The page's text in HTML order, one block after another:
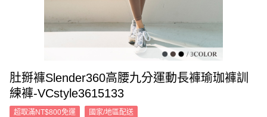
肚掰褲Slender360高腰九分運動長褲瑜珈褲訓
練褲-VCstyle3615133
超取滿NT$800免運 國家/地區配送